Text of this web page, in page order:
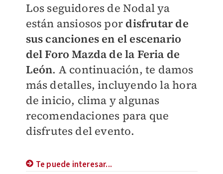
Los seguidores de Nodal ya
están ansiosos por disfrutar de
sus canciones en el escenario
del Foro Mazda de la Feria de
León. A continuación, te damos
más detalles, incluyendo la hora
de inicio, clima y algunas
recomendaciones para que
disfrutes del evento.
Te puede interesar...